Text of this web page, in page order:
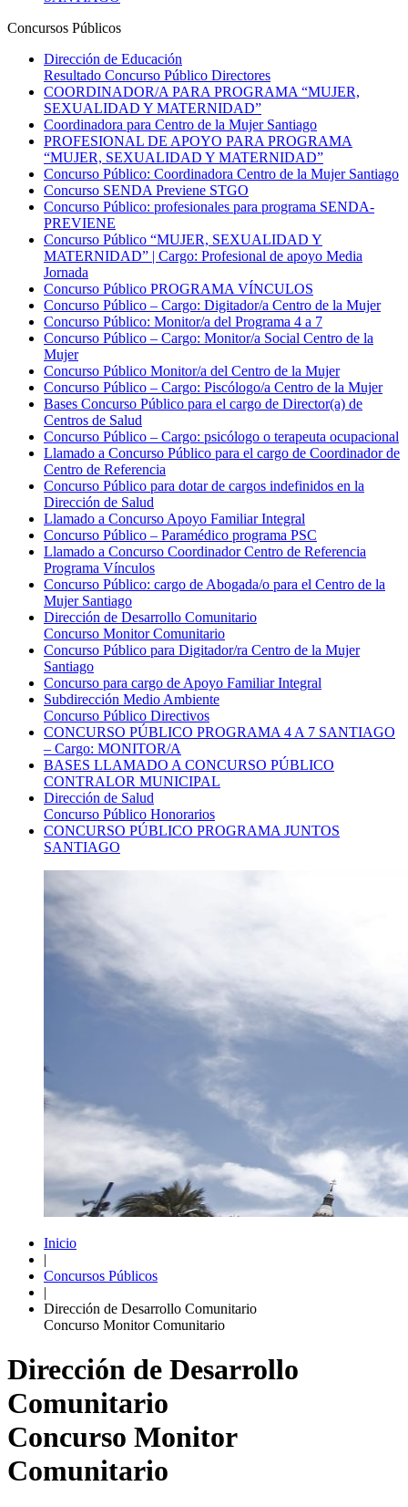
Concursos Públicos
Dirección de Educación
Resultado Concurso Público Directores
COORDINADOR/A PARA PROGRAMA “MUJER,
SEXUALIDAD Y MATERNIDAD”
Coordinadora para Centro de la Mujer Santiago
PROFESIONAL DE APOYO PARA PROGRAMA
“MUJER, SEXUALIDAD Y MATERNIDAD”
Concurso Público: Coordinadora Centro de la Mujer Santiago
Concurso SENDA Previene STGO
Concurso Público: profesionales para programa SENDA-
PREVIENE
Concurso Público “MUJER, SEXUALIDAD Y
MATERNIDAD” | Cargo: Profesional de apoyo Media
Jornada
Concurso Público PROGRAMA VÍNCULOS
Concurso Público – Cargo: Digitador/a Centro de la Mujer
Concurso Público: Monitor/a del Programa 4 a 7
Concurso Público – Cargo: Monitor/a Social Centro de la
Mujer
Concurso Público Monitor/a del Centro de la Mujer
Concurso Público – Cargo: Piscólogo/a Centro de la Mujer
Bases Concurso Público para el cargo de Director(a) de
Centros de Salud
Concurso Público – Cargo: psicólogo o terapeuta ocupacional
Llamado a Concurso Público para el cargo de Coordinador de
Centro de Referencia
Concurso Público para dotar de cargos indefinidos en la
Dirección de Salud
Llamado a Concurso Apoyo Familiar Integral
Concurso Público – Paramédico programa PSC
Llamado a Concurso Coordinador Centro de Referencia
Programa Vínculos
Concurso Público: cargo de Abogada/o para el Centro de la
Mujer Santiago
Dirección de Desarrollo Comunitario
Concurso Monitor Comunitario
Concurso Público para Digitador/ra Centro de la Mujer
Santiago
Concurso para cargo de Apoyo Familiar Integral
Subdirección Medio Ambiente
Concurso Público Directivos
CONCURSO PÚBLICO PROGRAMA 4 A 7 SANTIAGO
– Cargo: MONITOR/A
BASES LLAMADO A CONCURSO PÚBLICO
CONTRALOR MUNICIPAL
Dirección de Salud
Concurso Público Honorarios
CONCURSO PÚBLICO PROGRAMA JUNTOS
SANTIAGO
Inicio
|
Concursos Públicos
|
Dirección de Desarrollo Comunitario
Concurso Monitor Comunitario
Dirección de Desarrollo
Comunitario
Concurso Monitor
Comunitario